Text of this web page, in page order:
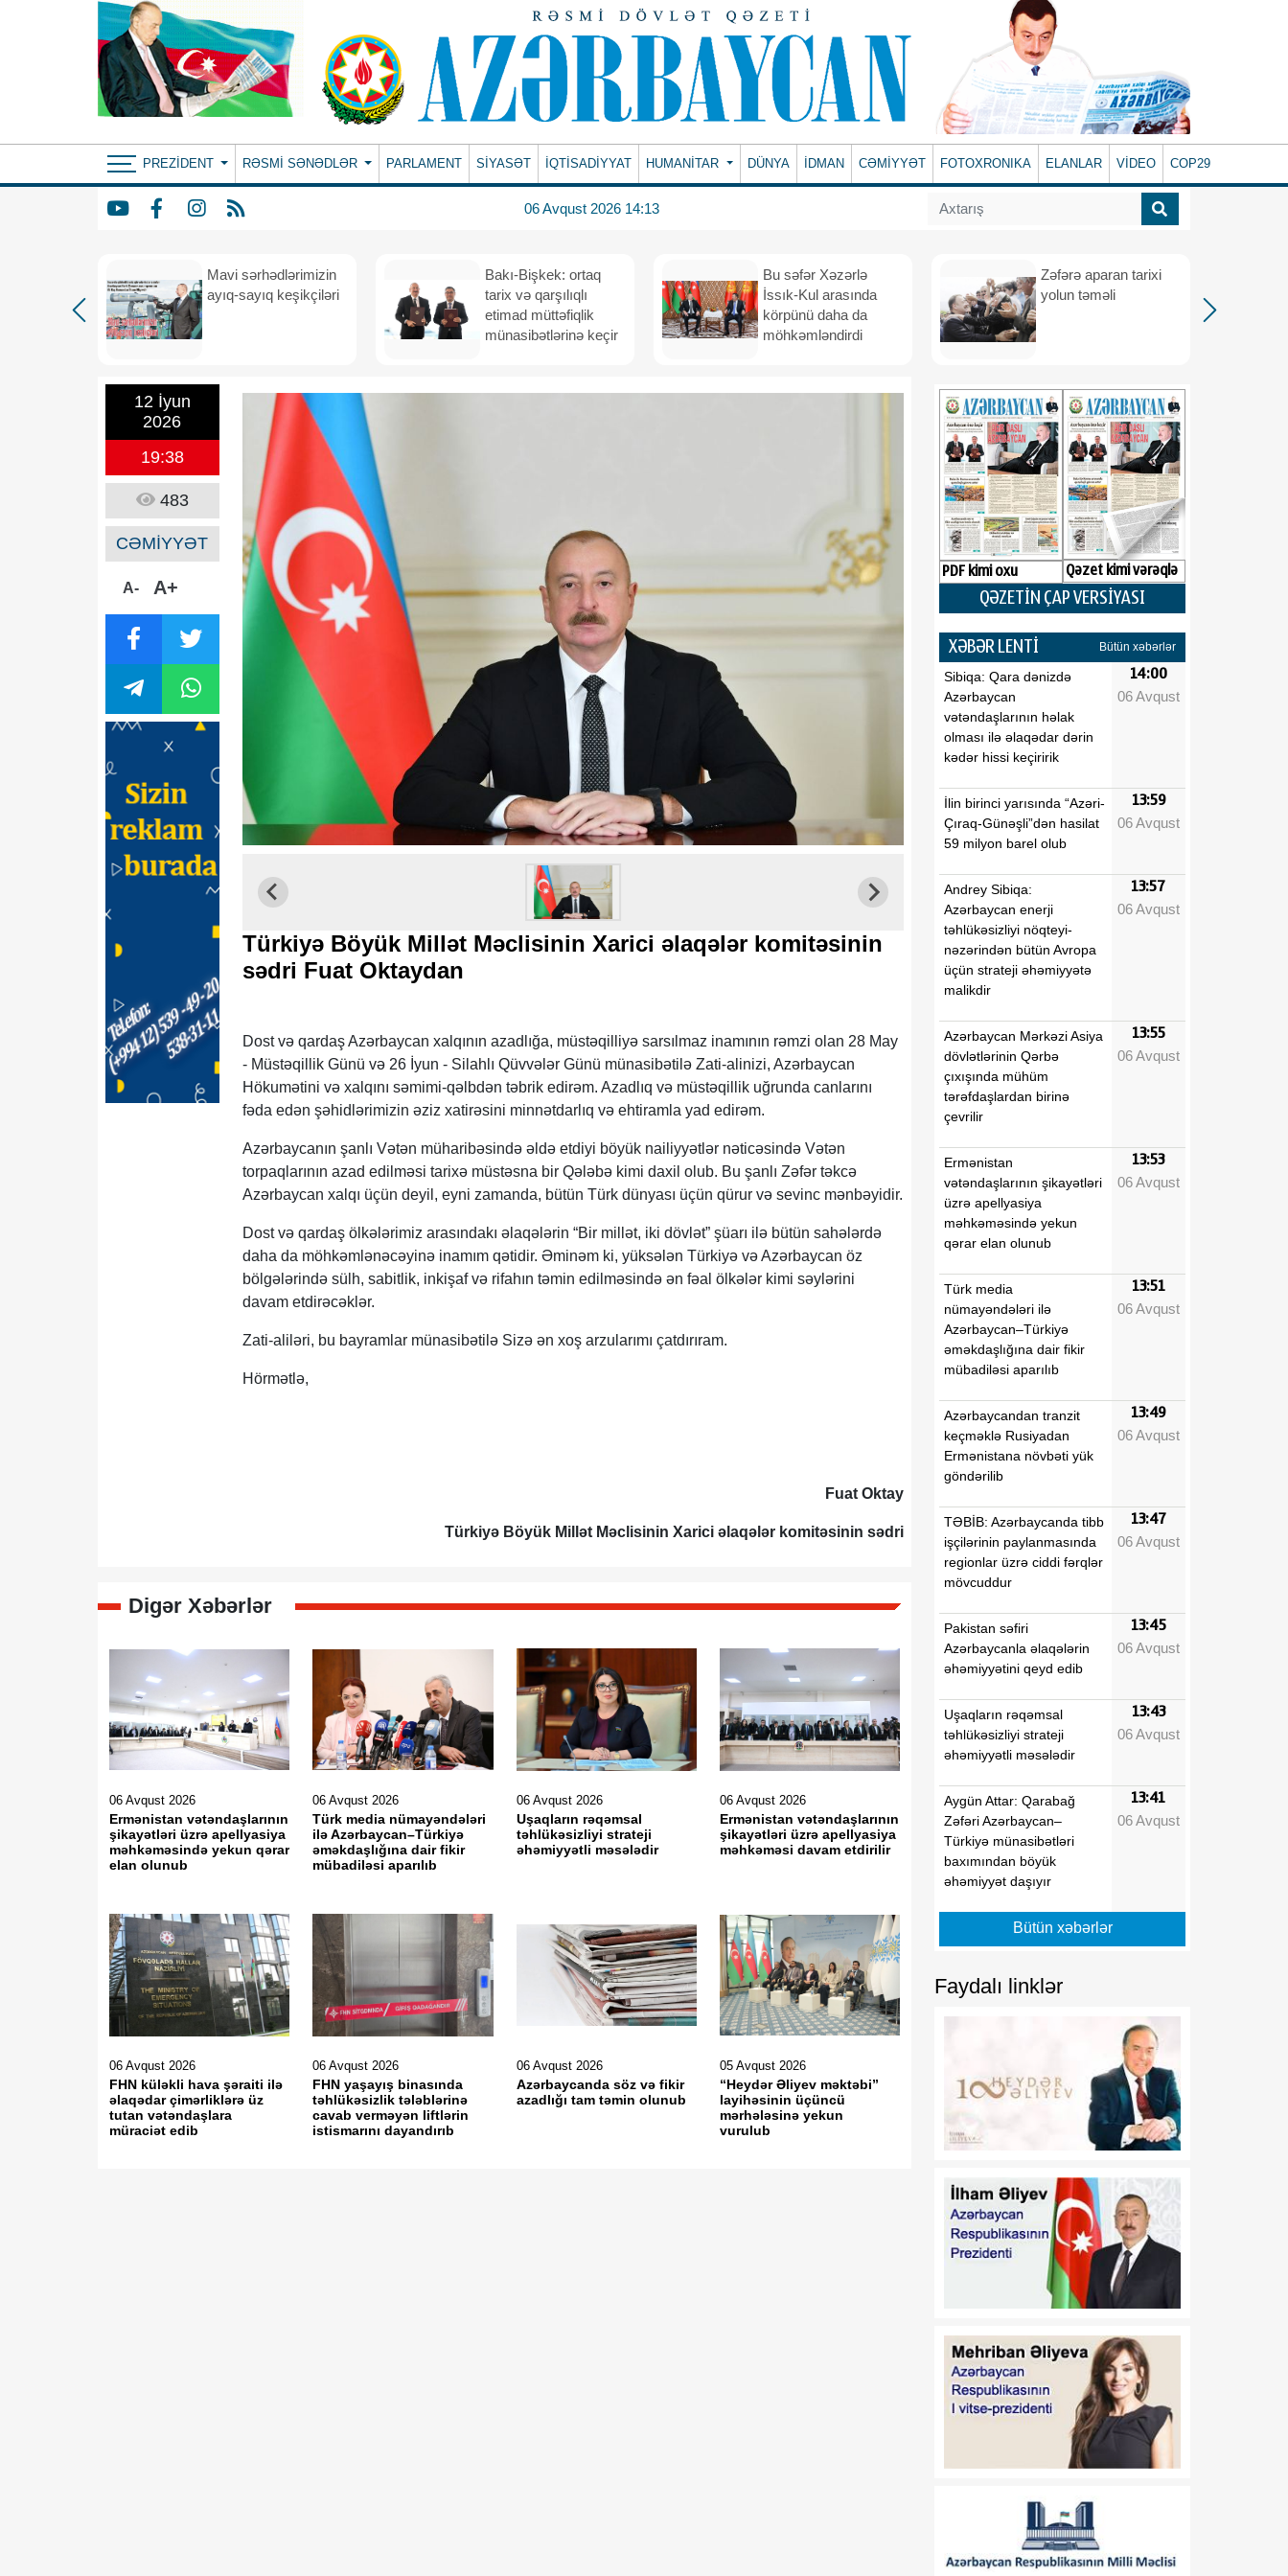
PREZIDENT RƏSMI SƏNƏDLƏR PARLAMENT SİYASƏT İQTİSADİYYAT HUMANITAR DÜNYA İDMAN CƏMİYYƏT FOTOXRONIKA ELANLAR VİDEO COP29
06 Avqust 2026 14:13
Mavi sərhədlərimizin
ayıq-sayıq keşikçiləri
Bakı-Bişkek: ortaq
tarix və qarşılıqlı
etimad müttəfiqlik
münasibətlərinə keçir
Bu səfər Xəzərlə
İssık-Kul arasında
körpünü daha da
möhkəmləndirdi
Zəfərə aparan tarixi
yolun təməli
12 İyun
2026
19:38
483
CƏMİYYƏT
A- A+
Türkiyə Böyük Millət Məclisinin Xarici əlaqələr komitəsinin
sədri Fuat Oktaydan
Dost və qardaş Azərbaycan xalqının azadlığa, müstəqilliyə sarsılmaz inamının rəmzi olan 28 May
- Müstəqillik Günü və 26 İyun - Silahlı Qüvvələr Günü münasibətilə Zati-alinizi, Azərbaycan
Hökumətini və xalqını səmimi-qəlbdən təbrik edirəm. Azadlıq və müstəqillik uğrunda canlarını
fəda edən şəhidlərimizin əziz xatirəsini minnətdarlıq və ehtiramla yad edirəm.
Azərbaycanın şanlı Vətən müharibəsində əldə etdiyi böyük nailiyyətlər nəticəsində Vətən
torpaqlarının azad edilməsi tarixə müstəsna bir Qələbə kimi daxil olub. Bu şanlı Zəfər təkcə
Azərbaycan xalqı üçün deyil, eyni zamanda, bütün Türk dünyası üçün qürur və sevinc mənbəyidir.
Dost və qardaş ölkələrimiz arasındakı əlaqələrin “Bir millət, iki dövlət” şüarı ilə bütün sahələrdə
daha da möhkəmlənəcəyinə inamım qətidir. Əminəm ki, yüksələn Türkiyə və Azərbaycan öz
bölgələrində sülh, sabitlik, inkişaf və rifahın təmin edilməsində ən fəal ölkələr kimi səylərini
davam etdirəcəklər.
Zati-aliləri, bu bayramlar münasibətilə Sizə ən xoş arzularımı çatdırıram.
Hörmətlə,
Fuat Oktay
Türkiyə Böyük Millət Məclisinin Xarici əlaqələr komitəsinin sədri
Digər Xəbərlər
06 Avqust 2026
Ermənistan vətəndaşlarının
şikayətləri üzrə apellyasiya
məhkəməsində yekun qərar
elan olunub
06 Avqust 2026
Türk media nümayəndələri
ilə Azərbaycan–Türkiyə
əməkdaşlığına dair fikir
mübadiləsi aparılıb
06 Avqust 2026
Uşaqların rəqəmsal
təhlükəsizliyi strateji
əhəmiyyətli məsələdir
06 Avqust 2026
Ermənistan vətəndaşlarının
şikayətləri üzrə apellyasiya
məhkəməsi davam etdirilir
06 Avqust 2026
FHN küləkli hava şəraiti ilə
əlaqədar çimərliklərə üz
tutan vətəndaşlara
müraciət edib
06 Avqust 2026
FHN yaşayış binasında
təhlükəsizlik tələblərinə
cavab verməyən liftlərin
istismarını dayandırıb
06 Avqust 2026
Azərbaycanda söz və fikir
azadlığı tam təmin olunub
05 Avqust 2026
“Heydər Əliyev məktəbi”
layihəsinin üçüncü
mərhələsinə yekun
vurulub
PDF kimi oxu Qəzet kimi vərəqlə
QƏZETİN ÇAP VERSİYASI
XƏBƏR LENTİ Bütün xəbərlər
Sibiqa: Qara dənizdə
Azərbaycan
vətəndaşlarının həlak
olması ilə əlaqədar dərin
kədər hissi keçiririk
14:00
06 Avqust
İlin birinci yarısında “Azəri-
Çıraq-Günəşli”dən hasilat
59 milyon barel olub
13:59
06 Avqust
Andrey Sibiqa:
Azərbaycan enerji
təhlükəsizliyi nöqteyi-
nəzərindən bütün Avropa
üçün strateji əhəmiyyətə
malikdir
13:57
06 Avqust
Azərbaycan Mərkəzi Asiya
dövlətlərinin Qərbə
çıxışında mühüm
tərəfdaşlardan birinə
çevrilir
13:55
06 Avqust
Ermənistan
vətəndaşlarının şikayətləri
üzrə apellyasiya
məhkəməsində yekun
qərar elan olunub
13:53
06 Avqust
Türk media
nümayəndələri ilə
Azərbaycan–Türkiyə
əməkdaşlığına dair fikir
mübadiləsi aparılıb
13:51
06 Avqust
Azərbaycandan tranzit
keçməklə Rusiyadan
Ermənistana növbəti yük
göndərilib
13:49
06 Avqust
TƏBİB: Azərbaycanda tibb
işçilərinin paylanmasında
regionlar üzrə ciddi fərqlər
mövcuddur
13:47
06 Avqust
Pakistan səfiri
Azərbaycanla əlaqələrin
əhəmiyyətini qeyd edib
13:45
06 Avqust
Uşaqların rəqəmsal
təhlükəsizliyi strateji
əhəmiyyətli məsələdir
13:43
06 Avqust
Aygün Attar: Qarabağ
Zəfəri Azərbaycan–
Türkiyə münasibətləri
baxımından böyük
əhəmiyyət daşıyır
13:41
06 Avqust
vətəndaşlarının şikayətləri
məhkəməsi davam etdirilir
06 Avqust
nazirləri ikitərəfli
münasibətləri və
müzakirə ediblər
13:37
06 Avqust
FHN küləkli hava şəraiti ilə
əlaqədar çimərliklərə üz
tutan vətəndaşlara
müraciət edib
13:35
06 Avqust
Alimlər qlobal demoqrafik
proseslərlə bağlı tədqiqat
06 Avqust
Beş icra hakimiyyəti İT
sistemlərini “Hökumət
buludu”na köçürüb
13:31
06 Avqust
“Dinamo”su ilə
13:29
ÜST: Dünyada viral
13:27
Bütün xəbərlər
Faydalı linklər